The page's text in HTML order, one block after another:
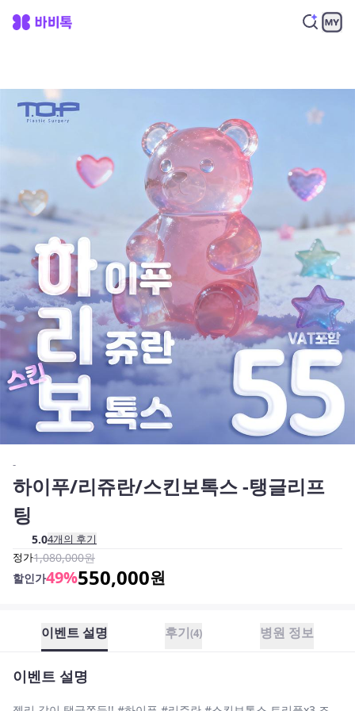
-
하이푸/리쥬란/스킨보톡스 -탱글리프
팅
5.04개의 후기
정가1,080,000원
할인가49%550,000원
이벤트 설명 후기(4) 병원 정보
이벤트 설명